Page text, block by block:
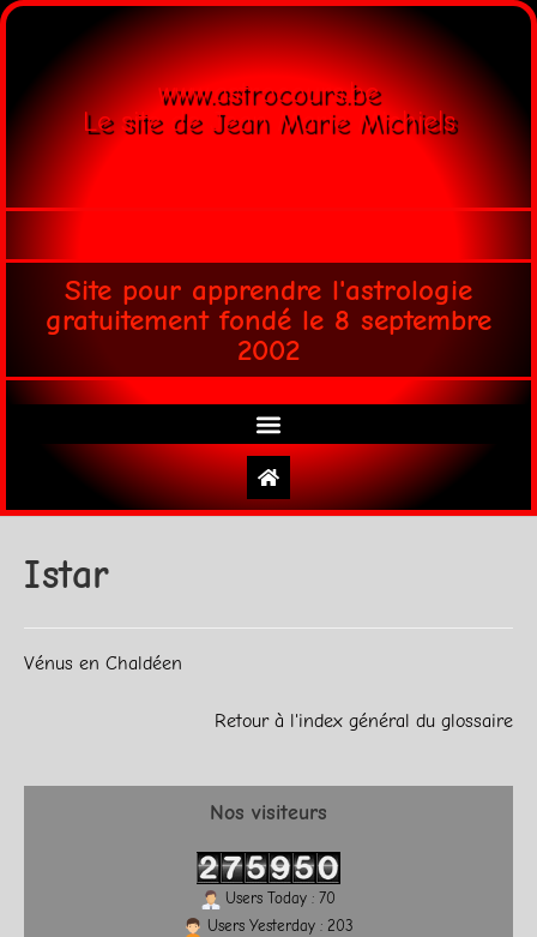
www.astrocours.be
Le site de Jean Marie Michiels
Site pour apprendre l'astrologie
gratuitement fondé le 8 septembre
2002
Istar
Vénus en Chaldéen
Retour à l'index général du glossaire
Nos visiteurs
Users Today : 70
Users Yesterday : 203